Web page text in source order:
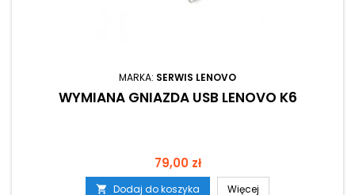
MARKA: SERWIS LENOVO
WYMIANA GNIAZDA USB LENOVO K6
Cena
79,00 zł
 Dodaj do koszyka Więcej